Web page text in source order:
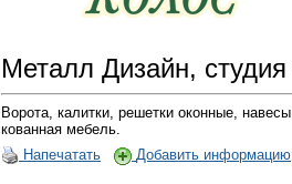
Металл Дизайн,
Ворота, калитки, решетки оконные,
кованная мебель.
Напечатать
Добавить информацию